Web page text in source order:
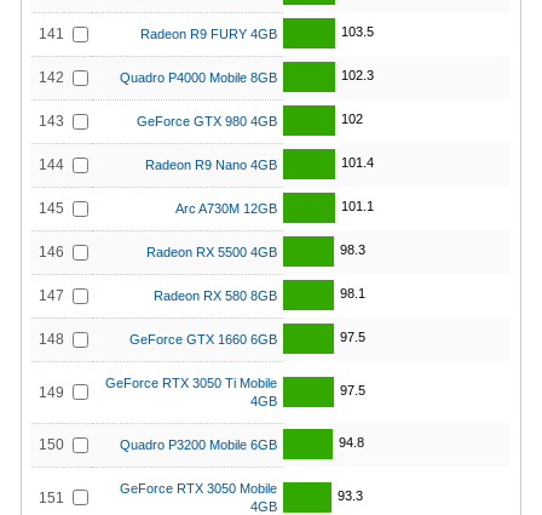
141 Radeon R9 FURY 4GB 103.5
142 Quadro P4000 Mobile 8GB 102.3
143 GeForce GTX 980 4GB 102
144 Radeon R9 Nano 4GB 101.4
145 Arc A730M 12GB 101.1
146 Radeon RX 5500 4GB 98.3
147 Radeon RX 580 8GB 98.1
148 GeForce GTX 1660 6GB 97.5
149
GeForce RTX 3050 Ti Mobile
4GB
97.5
150 Quadro P3200 Mobile 6GB 94.8
151
GeForce RTX 3050 Mobile
4GB
93.3